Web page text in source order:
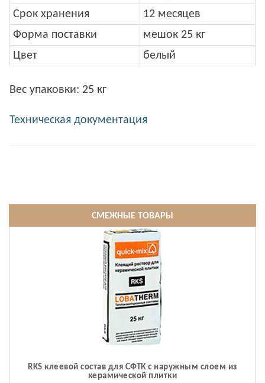
Срок хранения
12 месяцев
Форма поставки
мешок 25 кг
Цвет
белый
Вес упаковки: 25 кг
Техническая документация
СМЕЖНЫЕ ТОВАРЫ
RKS клеевой состав для СФТК с наружным слоем из
керамической плитки